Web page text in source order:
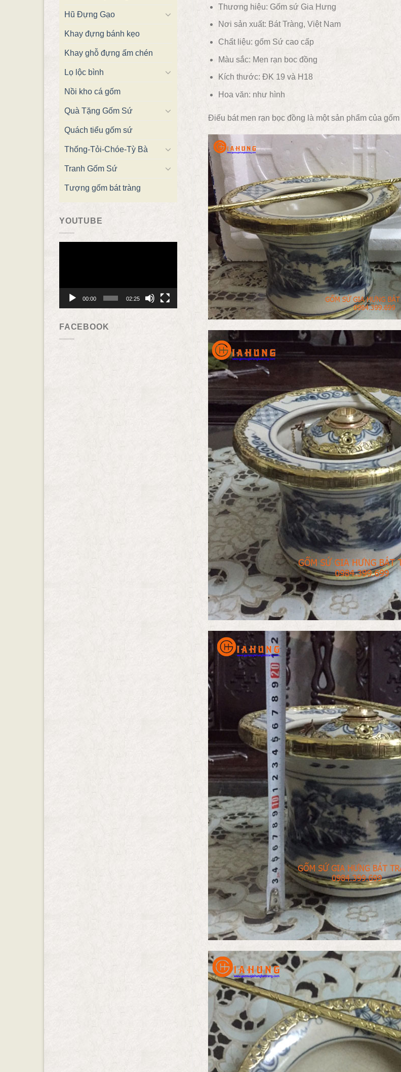
Hũ Đựng Gạo
Khay đựng bánh kẹo
Khay ghỗ đựng ấm chén
Lọ lộc bình
Nồi kho cá gốm
Quà Tặng Gốm Sứ
Quách tiểu gốm sứ
Thống-Tỏi-Chóe-Tỳ Bà
Tranh Gốm Sứ
Tượng gốm bát tràng
YOUTUBE
00:00 02:25
FACEBOOK
Thương hiệu: Gốm sứ Gia Hưng
Nơi sản xuất: Bát Tràng, Việt Nam
Chất liệu: gốm Sứ cao cấp
Màu sắc: Men rạn boc đồng
Kích thước: ĐK 19 và H18
Hoa văn: như hình
Điếu bát men rạn bọc đồng là một sản phẩm của